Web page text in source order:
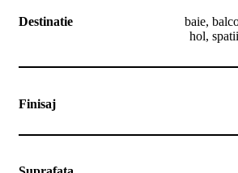
Destinatie
baie,
hol,
Finisaj